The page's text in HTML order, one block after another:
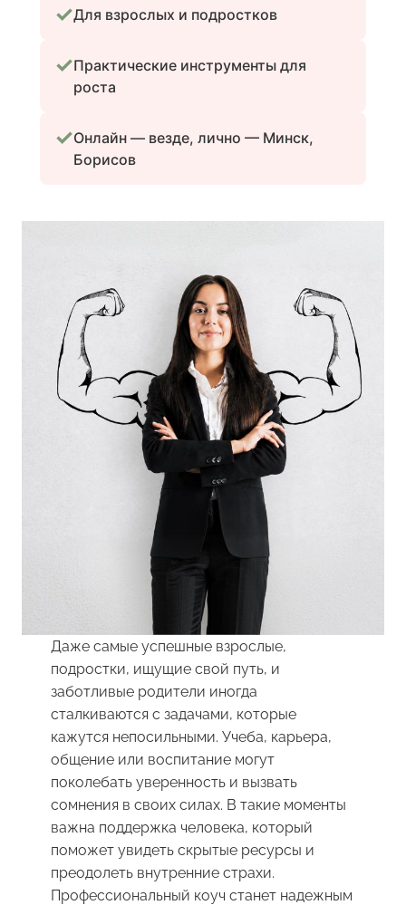
✓Для взрослых и подростков
✓Практические инструменты для
роста
✓Онлайн — везде, лично — Минск,
Борисов
Даже самые успешные взрослые,
подростки, ищущие свой путь, и
заботливые родители иногда
сталкиваются с задачами, которые
кажутся непосильными. Учеба, карьера,
общение или воспитание могут
поколебать уверенность и вызвать
сомнения в своих силах. В такие моменты
важна поддержка человека, который
поможет увидеть скрытые ресурсы и
преодолеть внутренние страхи.
Профессиональный коуч станет надежным